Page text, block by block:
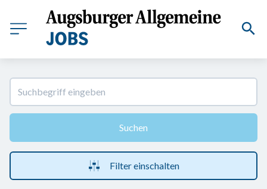
Suchen
Filter einschalten